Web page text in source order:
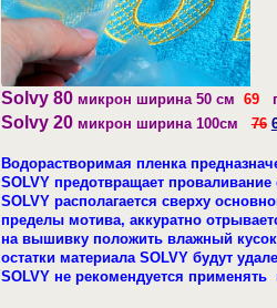
Solvy 80микрон ширина 50 см 69
Solvy 20микрон ширина 100см76
Водорастворимая пленка
SOLVY предотвращает
SOLVY располагается сверху
пределы мотива, аккуратно
на вышивку положить влажный
остатки материала SOLVY будут
SOLVY не рекомендуется